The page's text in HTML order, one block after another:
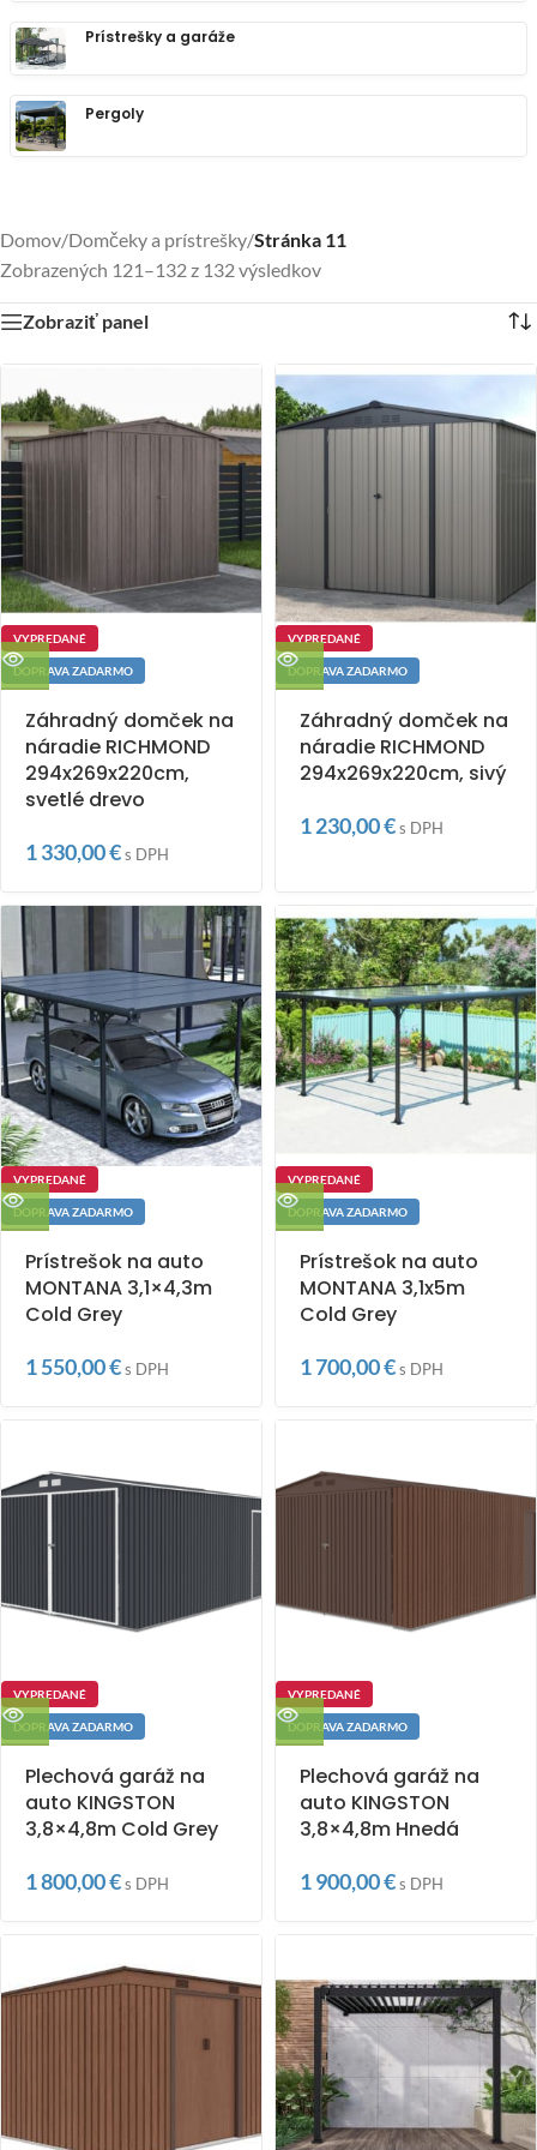
Prístrešky a garáže
Pergoly
Domov/Domčeky a prístrešky/Stránka 11
Zobrazených 121–132 z 132 výsledkov
Zobraziť panel
VYPREDANÉ
DOPRAVA ZADARMO
Záhradný domček na
náradie RICHMOND
294x269x220cm,
svetlé drevo
1 330,00€s DPH
VYPREDANÉ
DOPRAVA ZADARMO
Záhradný domček na
náradie RICHMOND
294x269x220cm, sivý
1 230,00€s DPH
VYPREDANÉ
DOPRAVA ZADARMO
Prístrešok na auto
MONTANA 3,1×4,3m
Cold Grey
1 550,00€s DPH
VYPREDANÉ
DOPRAVA ZADARMO
Prístrešok na auto
MONTANA 3,1x5m
Cold Grey
1 700,00€s DPH
VYPREDANÉ
DOPRAVA ZADARMO
Plechová garáž na
auto KINGSTON
3,8×4,8m Cold Grey
1 800,00€s DPH
VYPREDANÉ
DOPRAVA ZADARMO
Plechová garáž na
auto KINGSTON
3,8×4,8m Hnedá
1 900,00€s DPH